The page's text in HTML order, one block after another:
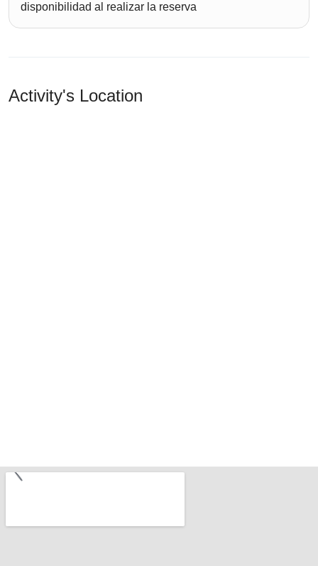
disponibilidad al realizar la reserva
Activity's Location